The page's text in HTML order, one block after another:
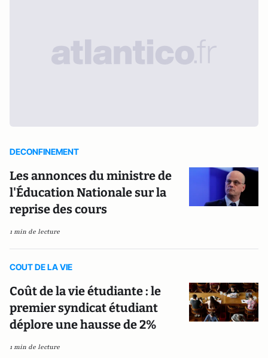
DECONFINEMENT
Les annonces du ministre de
l'Éducation Nationale sur la
reprise des cours
1 min de lecture
COUT DE LA VIE
Coût de la vie étudiante : le
premier syndicat étudiant
déplore une hausse de 2%
1 min de lecture